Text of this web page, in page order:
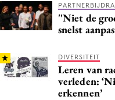
''Niet de
snelst
DIVERSITEIT
Leren van
verleden:
erkennen’